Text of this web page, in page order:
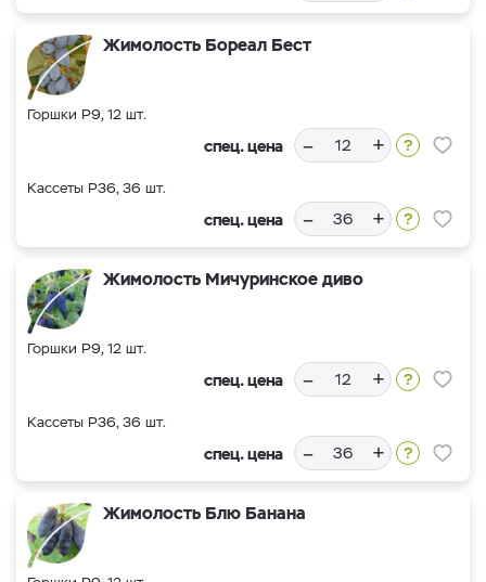
Жимолость Бореал Бест
Горшки Р9, 12 шт.
спец. цена – +
Кассеты Р36, 36 шт.
спец. цена – +
Жимолость Мичуринское диво
Горшки Р9, 12 шт.
спец. цена – +
Кассеты Р36, 36 шт.
спец. цена – +
Жимолость Блю Банана